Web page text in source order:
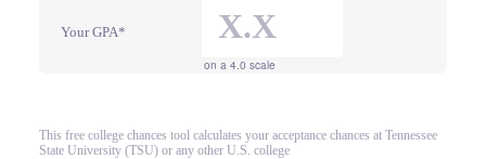
Your GPA*
on a 4.0 scale
This free college chances tool calculates your acceptance chances at Tennessee
State University (TSU) or any other U.S. college